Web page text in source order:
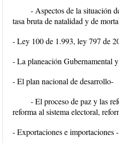
- Aspectos de la situación
tasa bruta de natalidad y de
- Ley 100 de 1.993, ley 797 de
- La planeación Gubernamental
- El plan nacional de desarrollo-
- El proceso de paz y las
reforma al sistema electoral,
- Exportaciones e importaciones